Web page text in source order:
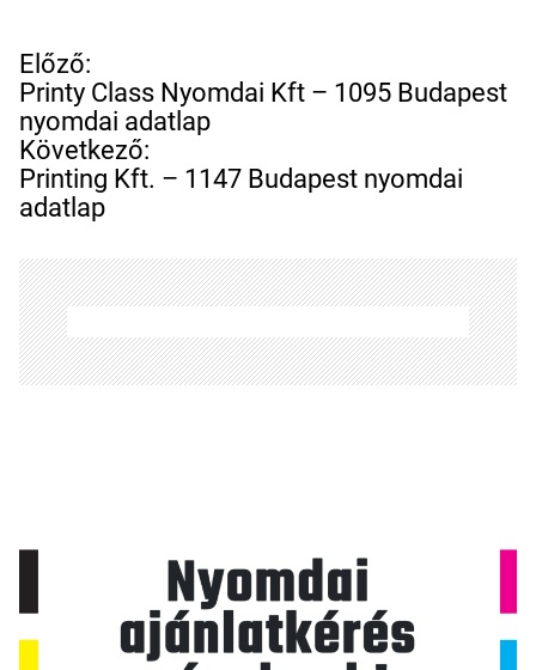
B
e
j
e
g
y
z
é
s
n
a
v
ó
Előző:
Printy Class Nyomdai Kft – 1095 Budapest
nyomdai adatlap
Következő:
Printing Kft. – 1147 Budapest nyomdai
adatlap